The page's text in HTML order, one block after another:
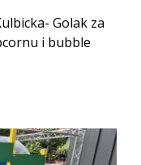
Golak za
i bubble